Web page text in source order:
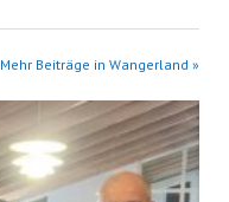
Mehr Beiträge in Wangerland »